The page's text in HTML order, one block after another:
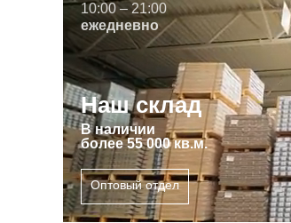
10:00 – 21:00
ежедневно
Наш склад
Вналичии
более 55 000 кв.м.
Оптовый отдел